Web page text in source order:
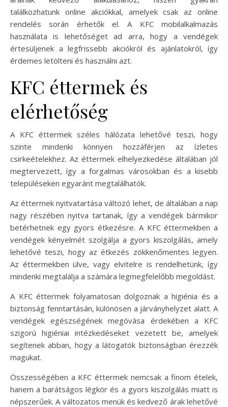
találkozhatunk online akciókkal, amelyek csak az online
rendelés során érhetők el. A KFC mobilalkalmazás
használata is lehetőséget ad arra, hogy a vendégek
értesüljenek a legfrissebb akciókról és ajánlatokról, így
érdemes letölteni és használni azt.
KFC éttermek és
elérhetőség
A KFC éttermek széles hálózata lehetővé teszi, hogy
szinte mindenki könnyen hozzáférjen az ízletes
csirkeételekhez. Az éttermek elhelyezkedése általában jól
megtervezett, így a forgalmas városokban és a kisebb
településeken egyaránt megtalálhatók.
Az éttermek nyitvatartása változó lehet, de általában a nap
nagy részében nyitva tartanak, így a vendégek bármikor
betérhetnek egy gyors étkezésre. A KFC éttermekben a
vendégek kényelmét szolgálja a gyors kiszolgálás, amely
lehetővé teszi, hogy az étkezés zökkenőmentes legyen.
Az éttermekben ülve, vagy elvitelre is rendelhetünk, így
mindenki megtalálja a számára legmegfelelőbb megoldást.
A KFC éttermek folyamatosan dolgoznak a higiénia és a
biztonság fenntartásán, különösen a járványhelyzet alatt. A
vendégek egészségének megóvása érdekében a KFC
szigorú higiéniai intézkedéseket vezetett be, amelyek
segítenek abban, hogy a látogatók biztonságban érezzék
magukat.
Összességében a KFC éttermek nemcsak a finom ételek,
hanem a barátságos légkör és a gyors kiszolgálás miatt is
népszerűek. A változatos menük és kedvező árak lehetővé